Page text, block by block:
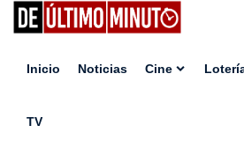
Inicio Noticias Cine
TV